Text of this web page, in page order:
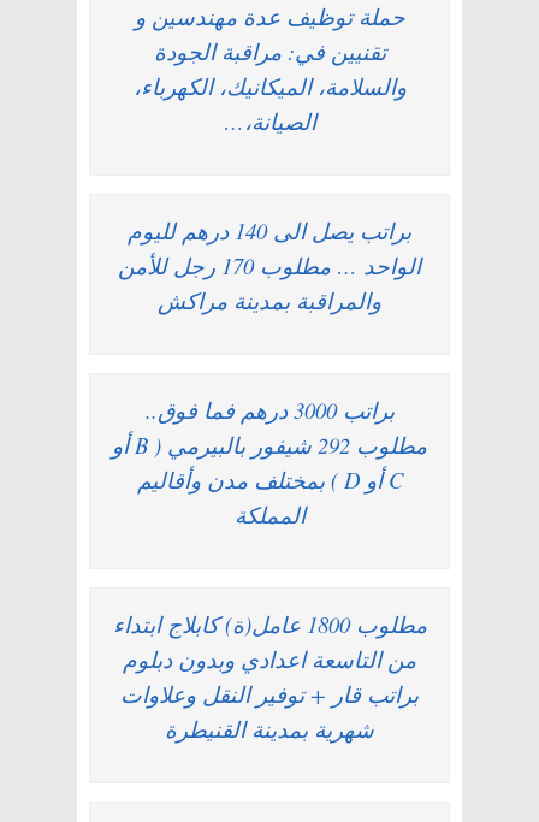
حملة توظيف عدة مهندسين و
تقنيين في: مراقبة الجودة
والسلامة، الميكانيك، الكهرباء،
الصيانة،…
براتب يصل الى 140 درهم لليوم
الواحد … مطلوب 170 رجل للأمن
والمراقبة بمدينة مراكش
براتب 3000 درهم فما فوق..
مطلوب 292 شيفور بالبيرمي ( B أو
C أو D ) بمختلف مدن وأقاليم
المملكة
مطلوب 1800 عامل(ة) كابلاج ابتداء
من التاسعة اعدادي وبدون دبلوم
براتب قار + توفير النقل وعلاوات
شهرية بمدينة القنيطرة